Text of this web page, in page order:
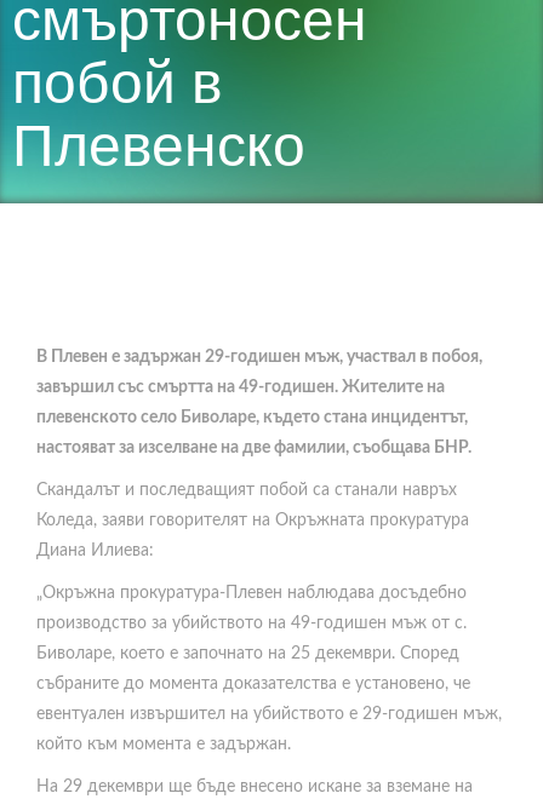
побой в
Плевенско
В Плевен е задържан 29-годишен мъж, участвал в побоя,
завършил със смъртта на 49-годишен. Жителите на
плевенското село Биволаре, където стана инцидентът,
настояват за изселване на две фамилии, съобщава БНР.
Скандалът и последващият побой са станали навръх
Коледа, заяви говорителят на Окръжната прокуратура
Диана Илиева:
„Окръжна прокуратура-Плевен наблюдава досъдебно
производство за убийството на 49-годишен мъж от с.
Биволаре, което е започнато на 25 декември. Според
събраните до момента доказателства е установено, че
евентуален извършител на убийството е 29-годишен мъж,
който към момента е задържан.
На 29 декември ще бъде внесено искане за вземане на